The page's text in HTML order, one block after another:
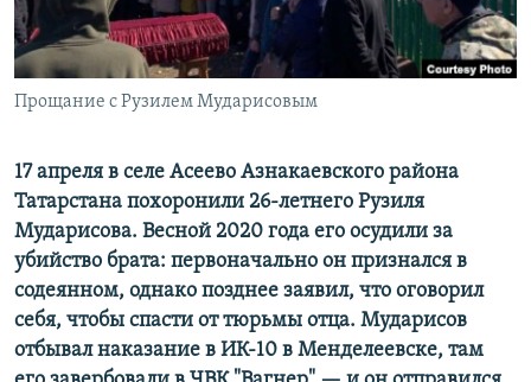
Прощание с Рузилем Мударисовым
17 апреля в селе Асеево Азнакаевского района
Татарстана похоронили 26-летнего Рузиля
Мударисова. Весной 2020 года его осудили за
убийство брата: первоначально он признался в
содеянном, однако позднее заявил, что оговорил
себя, чтобы спасти от тюрьмы отца. Мударисов
отбывал наказание в ИК-10 в Менделеевске, там